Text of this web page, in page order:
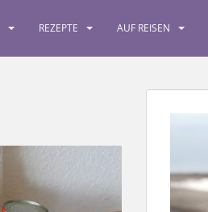
REZEPTE AUF REISEN